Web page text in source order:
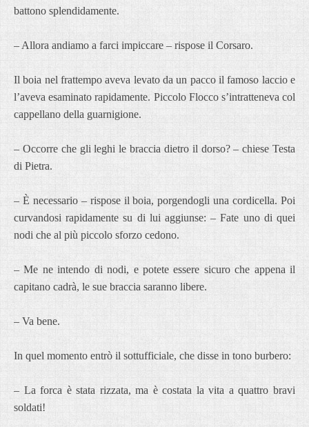
battono splendidamente.
– Allora andiamo a farci impiccare – rispose il Corsaro.
Il boia nel frattempo aveva levato da un pacco il famoso laccio e
l’aveva esaminato rapidamente. Piccolo Flocco s’intratteneva col
cappellano della guarnigione.
– Occorre che gli leghi le braccia dietro il dorso? – chiese Testa
di Pietra.
– È necessario – rispose il boia, porgendogli una cordicella. Poi
curvandosi rapidamente su di lui aggiunse: – Fate uno di quei
nodi che al più piccolo sforzo cedono.
– Me ne intendo di nodi, e potete essere sicuro che appena il
capitano cadrà, le sue braccia saranno libere.
– Va bene.
In quel momento entrò il sottufficiale, che disse in tono burbero:
– La forca è stata rizzata, ma è costata la vita a quattro bravi
soldati!